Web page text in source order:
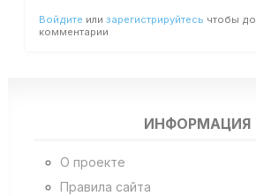
Войдите или зарегистрируйтесь чтобы
комментарии
ИНФОРМАЦИЯ
О проекте
Правила сайта